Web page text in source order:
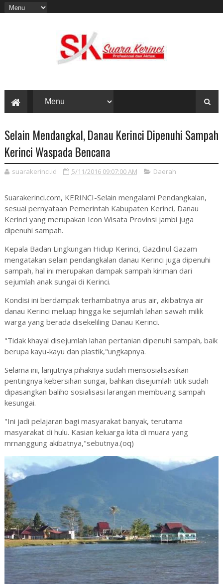
Selain Mendangkal, Danau Kerinci Dipenuhi Sampah
Kerinci Waspada Bencana
suarakerinci.id 5/11/2016 09:07:00 AM Daerah
Suarakerinci.com, KERINCI-Selain mengalami Pendangkalan,
sesuai pernyataan Pemerintah Kabupaten Kerinci, Danau
Kerinci yang merupakan Icon Wisata Provinsi jambi juga
dipenuhi sampah.
Kepala Badan Lingkungan Hidup Kerinci, Gazdinul Gazam
mengatakan selain pendangkalan danau Kerinci juga dipenuhi
sampah, hal ini merupakan dampak sampah kiriman dari
sejumlah anak sungai di Kerinci.
Kondisi ini berdampak terhambatnya arus air, akibatnya air
danau Kerinci meluap hingga ke sejumlah lahan sawah milik
warga yang berada disekeliling Danau Kerinci.
"Tidak khayal disejumlah lahan pertanian dipenuhi sampah, baik
berupa kayu-kayu dan plastik,"ungkapnya.
Selama ini, lanjutnya pihaknya sudah mensosialisasikan
pentingnya kebersihan sungai, bahkan disejumlah titik sudah
dipasangkan baliho sosialisasi larangan membuang sampah
kesungai.
"Ini jadi pelajaran bagi masyarakat banyak, terutama
masyarakat di hulu. Kasian keluarga kita di muara yang
mrnanggung akibatnya,"sebutnya.(oq)